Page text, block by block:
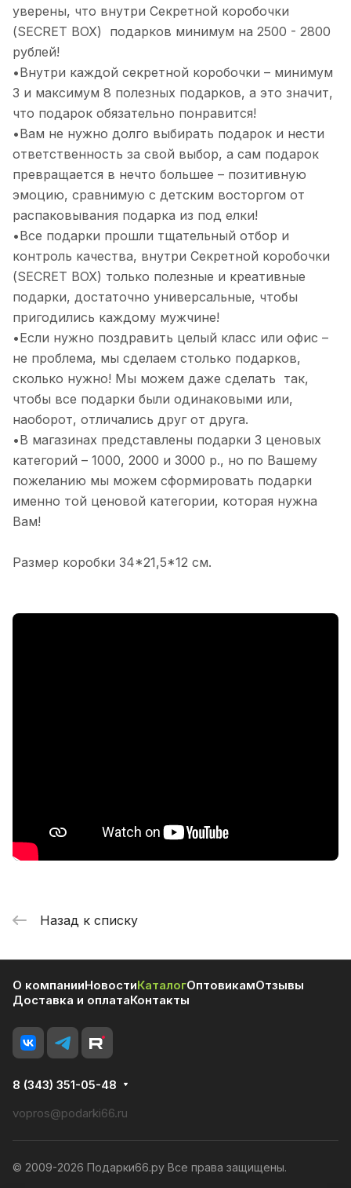
уверены, что внутри Секретной коробочки
(SECRET BOX) подарков минимум на 2500 - 2800
рублей!
•Внутри каждой секретной коробочки – минимум
3 и максимум 8 полезных подарков, а это значит,
что подарок обязательно понравится!
•Вам не нужно долго выбирать подарок и нести
ответственность за свой выбор, а сам подарок
превращается в нечто большее – позитивную
эмоцию, сравнимую с детским восторгом от
распаковывания подарка из под елки!
•Все подарки прошли тщательный отбор и
контроль качества, внутри Секретной коробочки
(SECRET BOX) только полезные и креативные
подарки, достаточно универсальные, чтобы
пригодились каждому мужчине!
•Если нужно поздравить целый класс или офис –
не проблема, мы сделаем столько подарков,
сколько нужно! Мы можем даже сделать так,
чтобы все подарки были одинаковыми или,
наоборот, отличались друг от друга.
•В магазинах представлены подарки 3 ценовых
категорий – 1000, 2000 и 3000 р., но по Вашему
пожеланию мы можем сформировать подарки
именно той ценовой категории, которая нужна
Вам!
Размер коробки 34*21,5*12 см.
Назад к списку
О компанииНовостиКаталогОптовикамОтзывы
Доставка и оплатаКонтакты
8 (343) 351-05-48
vopros@podarki66.ru
© 2009-2026 Подарки66.ру Все права защищены.